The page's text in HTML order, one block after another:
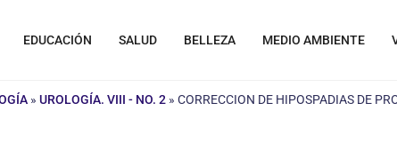
EDUCACIÓN SALUD BELLEZA MEDIO AMBIENTE
» UROLOGÍA. VIII - NO. 2 » CORRECCION DE HIPOSPADIAS DE